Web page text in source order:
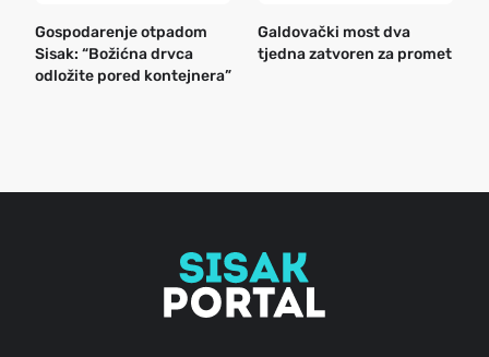
Gospodarenje otpadom
Sisak: “Božićna drvca
odložite pored kontejnera”
Galdovački most dva
tjedna zatvoren za promet